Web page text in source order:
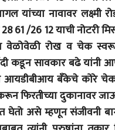
यांच्या नावावर लक्ष्मी
/26 12 याची नोटरी
वेळोवेळी रोख व चेक
कडून सावकार बढे यांनी
आयडीबीआय बँकेचे कोरे
फिरतीच्या दुकानावर
घेतो असे म्हणून संजीवनी